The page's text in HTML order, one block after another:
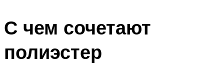
С чем сочетают
полиэстер